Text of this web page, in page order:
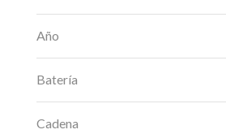
Año
Batería
Cadena